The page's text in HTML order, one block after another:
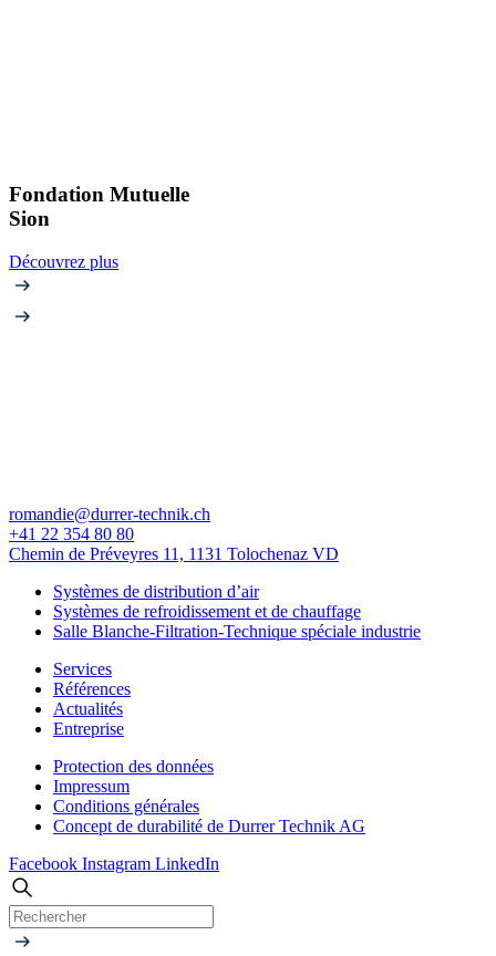
Fondation Mutuelle
Sion
Découvrez plus
romandie@durrer-technik.ch
+41 22 354 80 80
Chemin de Préveyres 11, 1131 Tolochenaz VD
Systèmes de distribution d’air
Systèmes de refroidissement et de chauffage
Salle Blanche-Filtration-Technique spéciale industrie
Services
Références
Actualités
Entreprise
Protection des données
Impressum
Conditions générales
Concept de durabilité de Durrer Technik AG
Facebook Instagram LinkedIn